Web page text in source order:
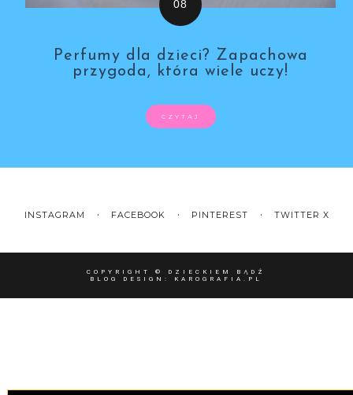
Perfumy dla dzieci? Zapachowa
przygoda, która wiele uczy!
CZYTAJ
INSTAGRAM FACEBOOK PINTEREST TWITTER X
COPYRIGHT © DZIECKIEM BĄDŹ
BLOG DESIGN: KAROGRAFIA.PL